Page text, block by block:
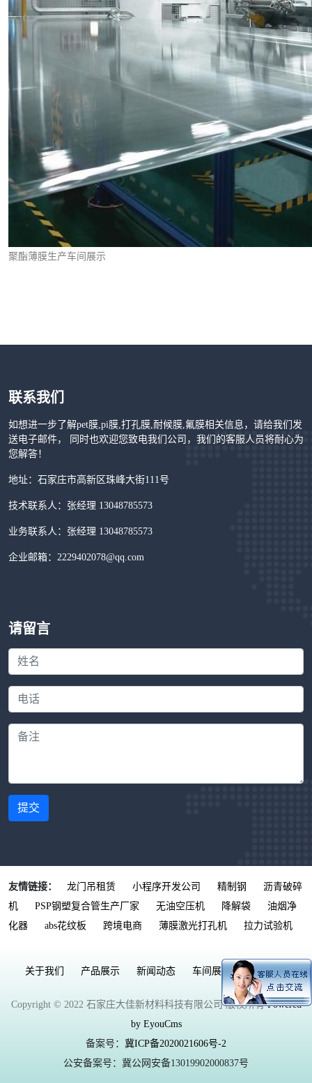
聚酯薄膜生产车间展示
联系我们
如想进一步了解pet膜,pi膜,打孔膜,耐候膜,氟膜相关信息，请给我们发
送电子邮件， 同时也欢迎您致电我们公司，我们的客服人员将耐心为
您解答！
地址：石家庄市高新区珠峰大街111号
技术联系人：张经理 13048785573
业务联系人：张经理 13048785573
企业邮箱：2229402078@qq.com
请留言
提交
友情链接： 龙门吊租赁 小程序开发公司 精制钢
沥青破碎
机
PSP钢塑复合管生产厂家 无油空压机 降解袋
油烟净
化器
abs花纹板 跨境电商 薄膜激光打孔机 拉力试验机
关于我们 产品展示 新闻动态 车间展示 联系我们
Copyright © 2022 石家庄大佳新材料科技有限公司 版权所有Powered
by EyouCms
备案号： 冀ICP备2020021606号-2
公安备案号：冀公网安备13019902000837号